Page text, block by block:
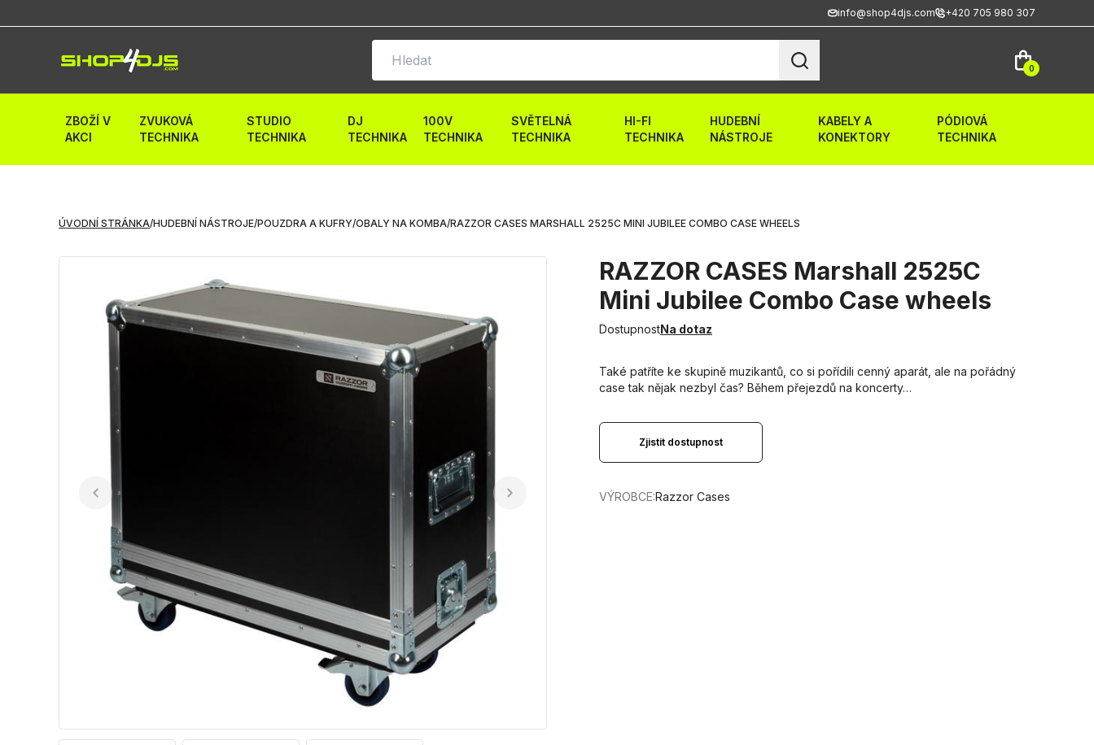
info@shop4djs.com +420 705 980 307
0
ZBOŽÍ V
AKCI
ZVUKOVÁ
TECHNIKA
STUDIO
TECHNIKA
DJ
TECHNIKA
100V
TECHNIKA
SVĚTELNÁ
TECHNIKA
HI-FI
TECHNIKA
HUDEBNÍ
NÁSTROJE
KABELY A
KONEKTORY
PÓDIOVÁ
TECHNIKA
ÚVODNÍ STRÁNKA/HUDEBNÍ NÁSTROJE/POUZDRA A KUFRY/OBALY NA KOMBA/RAZZOR CASES MARSHALL 2525C MINI JUBILEE COMBO CASE WHEELS
RAZZOR CASES Marshall 2525C
Mini Jubilee Combo Case wheels
DostupnostNa dotaz
Také patříte ke skupině muzikantů, co si pořídili cenný aparát, ale na pořádný
case tak nějak nezbyl čas? Během přejezdů na koncerty…
Zjistit dostupnost
VÝROBCE:Razzor Cases